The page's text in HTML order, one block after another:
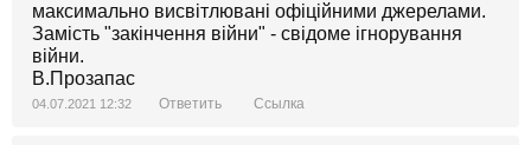
максимально висвітлювані офіційними джерелами.
Замість "закінчення війни" - свідоме ігнорування
війни.
В.Прозапас
04.07.2021 12:32 Ответить Ссылка